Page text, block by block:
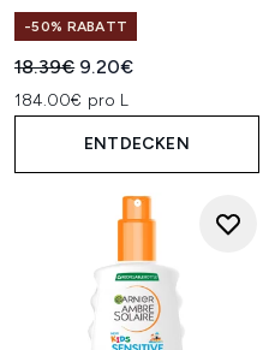
-50% RABATT
Unverbindliche
18.39€ Aktueller Preis:
9.20€
184.00€ pro L
ENTDECKEN